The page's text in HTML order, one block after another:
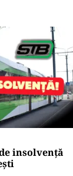
insolvență